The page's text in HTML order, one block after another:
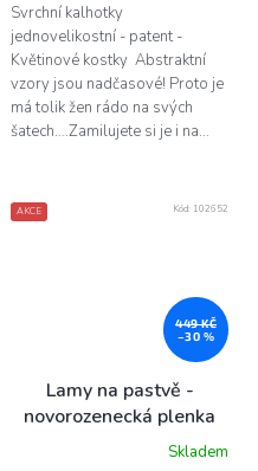
Svrchní kalhotky
jednovelikostní - patent -
Květinové kostky Abstraktní
vzory jsou nadčasové! Proto je
má tolik žen rádo na svých
šatech….Zamilujete si je i na...
AKCE
449 KČ
–30 %
Lamy na pastvě -
novorozenecká plenka
Skladem
Kód: 102652